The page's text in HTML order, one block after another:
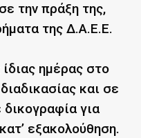
την πράξη της,
της Δ.Α.Ε.Ε.
ημέρας στο
και σε
για
εξακολούθηση.